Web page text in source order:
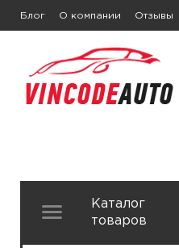
Блог О компании Отзывы
Каталог
товаров